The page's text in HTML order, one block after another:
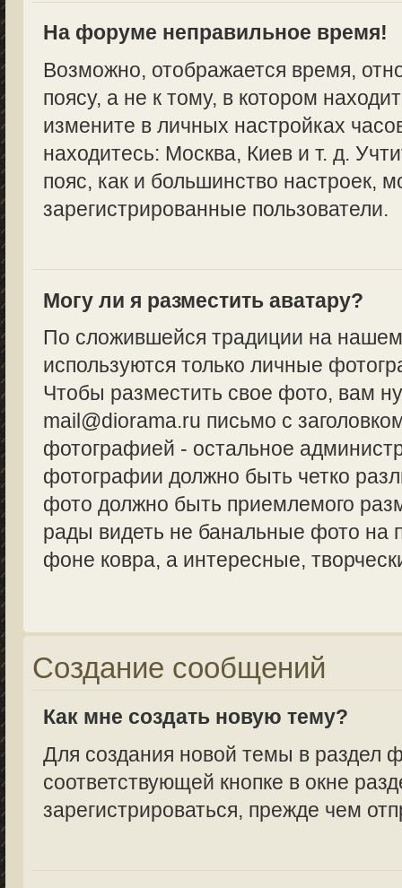
На форуме неправильное время!
Возможно, отображается время,
поясу, а не к тому, в котором
измените в личных настройках
находитесь: Москва, Киев и т. д.
пояс, как и большинство настроек,
зарегистрированные пользователи.
Могу ли я разместить аватару?
По сложившейся традиции на
используются только личные
Чтобы разместить свое фото, вам
mail@diorama.ru письмо с
фотографией - остальное
фотографии должно быть четко
фото должно быть приемлемого
рады видеть не банальные фото на
фоне ковра, а интересные,
Создание сообщений
Как мне создать новую тему?
Для создания новой темы в раздел
соответствующей кнопке в окне
зарегистрироваться, прежде чем